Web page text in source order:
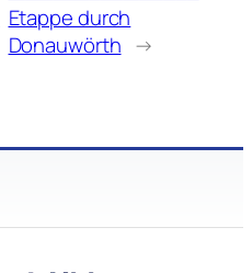
Etappe durch
Donauwörth →